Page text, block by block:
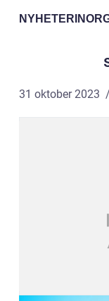
31 oktober 2023